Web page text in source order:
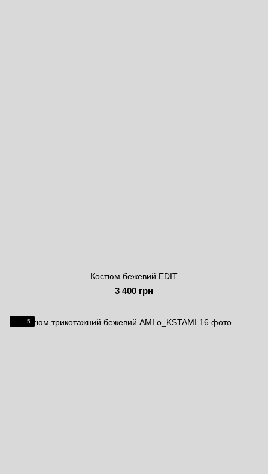
Костюм бежевий EDIT
3 400 грн
5